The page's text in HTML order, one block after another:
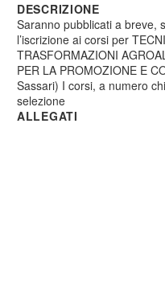
DESCRIZIONE
Saranno pubblicati a breve,
l’iscrizione ai corsi per
TRASFORMAZIONI
PER LA PROMOZIONE E
Sassari) I corsi, a numero
selezione
ALLEGATI